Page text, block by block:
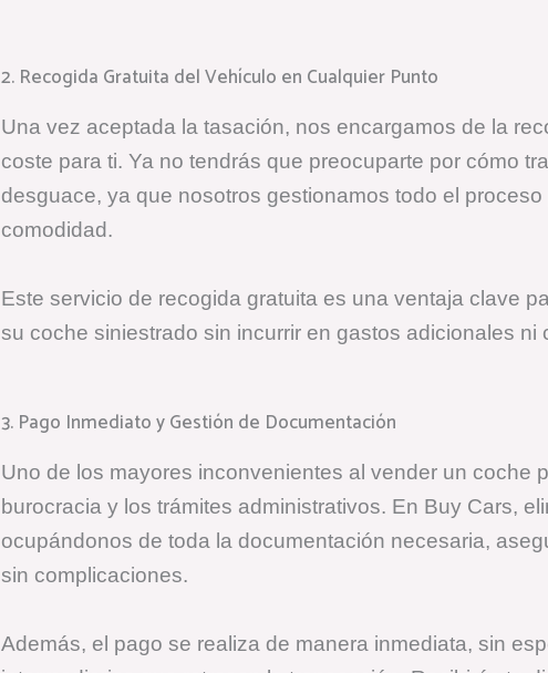
2. Recogida Gratuita del Vehículo en Cualquier Punto
Una vez aceptada la tasación, nos encargamos de la
coste para ti. Ya no tendrás que preocuparte por cómo
desguace, ya que nosotros gestionamos todo el
comodidad.
Este servicio de recogida gratuita es una ventaja clave
su coche siniestrado sin incurrir en gastos adicionales ni
3. Pago Inmediato y Gestión de Documentación
Uno de los mayores inconvenientes al vender un coche
burocracia y los trámites administrativos. En Buy Cars,
ocupándonos de toda la documentación necesaria,
sin complicaciones.
Además, el pago se realiza de manera inmediata, sin